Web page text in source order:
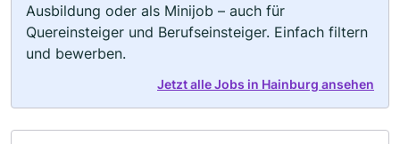
Ausbildung oder als Minijob – auch für
Quereinsteiger und Berufseinsteiger. Einfach filtern
und bewerben.
Jetzt alle Jobs in Hainburg ansehen